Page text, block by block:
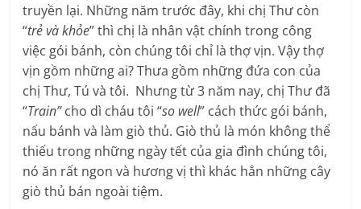
truyền lại. Những năm trước đây, khi chị Thư còn
“trẻ và khỏe” thì chị là nhân vật chính trong công
việc gói bánh, còn chúng tôi chỉ là thợ vịn. Vậy thợ
vịn gồm những ai? Thưa gồm những đứa con của
chị Thư, Tú và tôi. Nhưng từ 3 năm nay, chị Thư đã
“Train”cho dì cháu tôi “so well” cách thức gói bánh,
nấu bánh và làm giò thủ. Giò thủ là món không thể
thiếu trong những ngày tết của gia đình chúng tôi,
nó ăn rất ngon và hương vị thì khác hẳn những cây
giò thủ bán ngoài tiệm.